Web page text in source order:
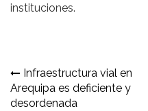
instituciones.
Navegación
de
Infraestructura vial en
Arequipa es deficiente y
desordenada